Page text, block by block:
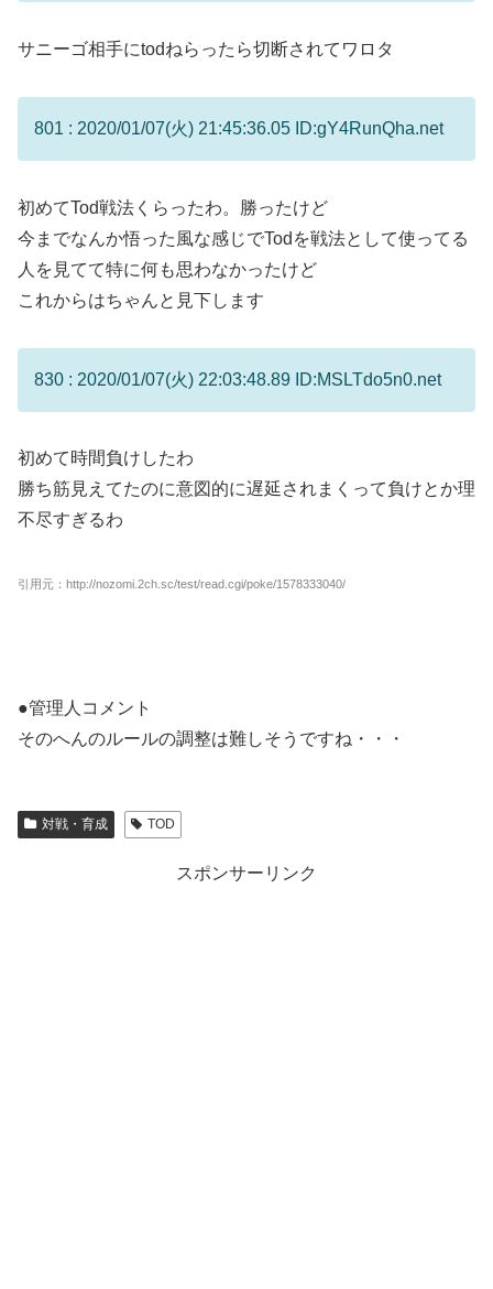
サニーゴ相手にtodねらったら切断されてワロタ
801 : 2020/01/07(火) 21:45:36.05 ID:gY4RunQha.net
初めてTod戦法くらったわ。勝ったけど
今までなんか悟った風な感じでTodを戦法として使ってる
人を見てて特に何も思わなかったけど
これからはちゃんと見下します
830 : 2020/01/07(火) 22:03:48.89 ID:MSLTdo5n0.net
初めて時間負けしたわ
勝ち筋見えてたのに意図的に遅延されまくって負けとか理
不尽すぎるわ
引用元：http://nozomi.2ch.sc/test/read.cgi/poke/1578333040/
●管理人コメント
そのへんのルールの調整は難しそうですね・・・
対戦・育成 TOD
スポンサーリンク